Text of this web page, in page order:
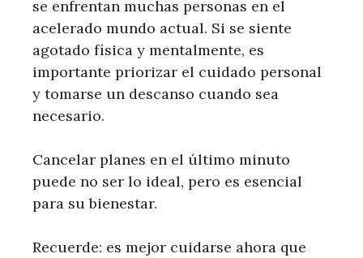
se enfrentan muchas personas en el
acelerado mundo actual. Si se siente
agotado física y mentalmente, es
importante priorizar el cuidado personal
y tomarse un descanso cuando sea
necesario.
Cancelar planes en el último minuto
puede no ser lo ideal, pero es esencial
para su bienestar.
Recuerde: es mejor cuidarse ahora que